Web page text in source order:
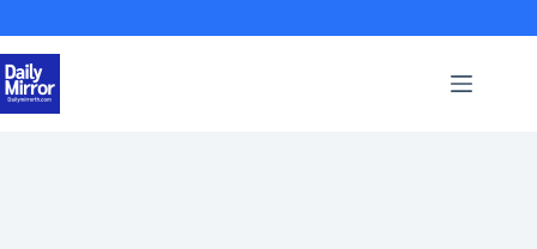
to
content